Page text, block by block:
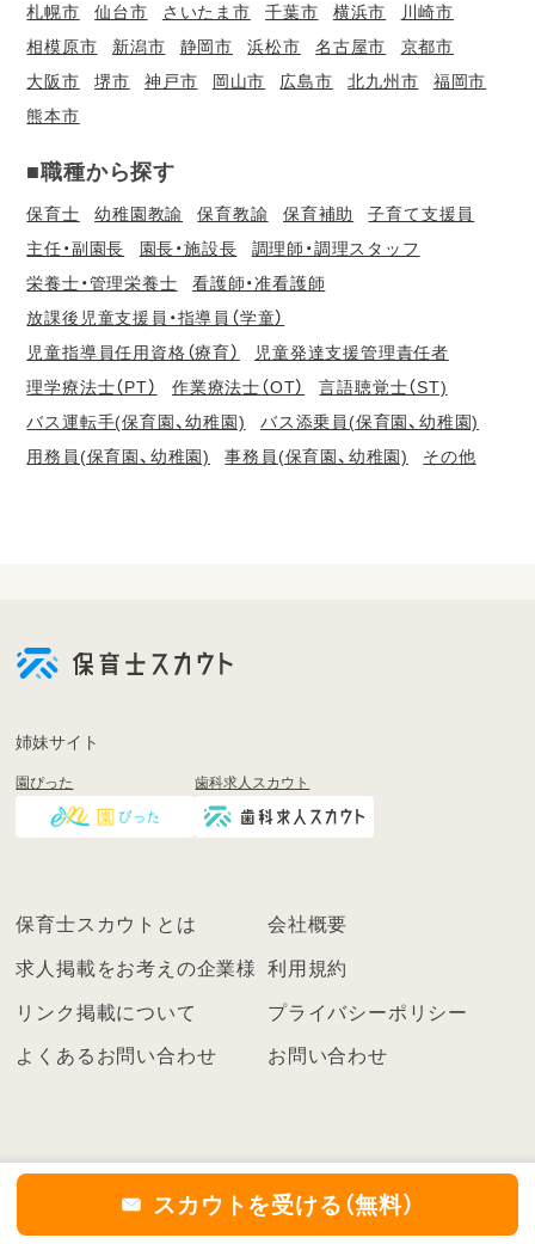
札幌市 仙台市 さいたま市 千葉市 横浜市
川崎市
相模原市
新潟市 静岡市 浜松市 名古屋市
京都市
大阪市
堺市 神戸市 岡山市 広島市 北九州市
福岡市
熊本市
■職種から探す
保育士 幼稚園教諭 保育教諭 保育補助
子育て支援員
主任・副園長
園長・施設長
調理師・調理スタッフ
栄養士・管理栄養士
看護師・准看護師
放課後児童支援員・指導員（学童）
児童指導員任用資格（療育）
児童発達支援管理責任者
理学療法士（PT）
作業療法士（OT）
言語聴覚士（ST)
バス運転手(保育園、幼稚園)
バス添乗員(保育園、幼稚園)
用務員(保育園、幼稚園)
事務員(保育園、幼稚園) その他
スカウトを受ける（無料）
登
く
ン
こ
ち
姉妹サイト
園ぴった 歯科求人スカウト
保育士スカウトとは 会社概要
求人掲載をお考えの企業様 利用規約
リンク掲載について プライバシーポリシー
よくあるお問い合わせ お問い合わせ